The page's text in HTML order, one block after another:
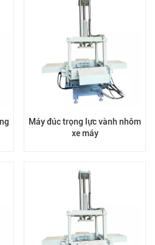
Máy đúc trọng lực vành nhôm
xe máy